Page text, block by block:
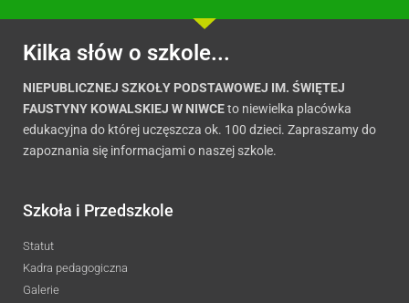
Kilka słów o szkole...
NIEPUBLICZNEJ SZKOŁY PODSTAWOWEJ IM. ŚWIĘTEJ
FAUSTYNY KOWALSKIEJ W NIWCEto niewielka placówka
edukacyjna do której uczęszcza ok. 100 dzieci. Zapraszamy do
zapoznania się informacjami o naszej szkole.
Szkoła i Przedszkole
Statut
Kadra pedagogiczna
Galerie